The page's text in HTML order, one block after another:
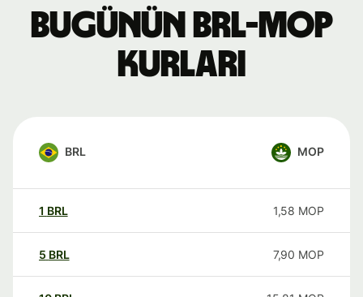
Bugünün BRL-MOP
kurları
BRL MOP
1 BRL 1,58 MOP
5 BRL 7,90 MOP